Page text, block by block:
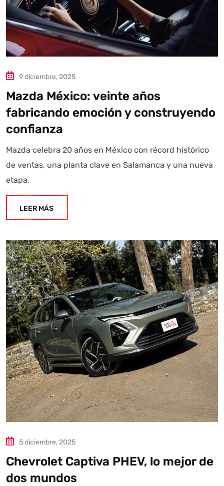
9 diciembre, 2025
Mazda México: veinte años
fabricando emoción y construyendo
confianza
Mazda celebra 20 años en México con récord histórico
de ventas, una planta clave en Salamanca y una nueva
etapa.
LEER MÁS
5 diciembre, 2025
Chevrolet Captiva PHEV, lo mejor de
dos mundos